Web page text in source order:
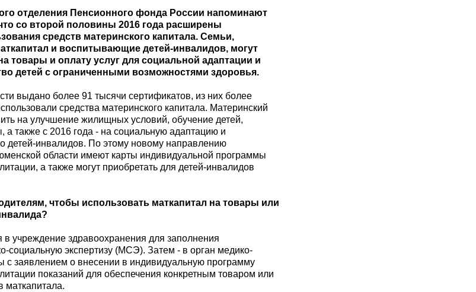
отделения Пенсионного фонда России напоминают
со второй половины 2016 года расширены
средств материнского капитала. Семьи,
и воспитывающие детей-инвалидов, могут
товары и оплату услуг для социальной адаптации и
детей с ограниченными возможностями здоровья.
выдано более 91 тысячи сертификатов, из них более
средства материнского капитала. Материнский
на улучшение жилищных условий, обучение детей,
также с 2016 года - на социальную адаптацию и
детей-инвалидов. По этому новому направлению
области имеют карты индивидуальной программы
а также могут приобретать для детей-инвалидов
чтобы использовать маткапитал на товары или
в учреждение здравоохранения для заполнения
социальную экспертизу (МСЭ). Затем - в орган медико-
с заявлением о внесении в индивидуальную программу
показаний для обеспечения конкретным товаром или
маткапитала.